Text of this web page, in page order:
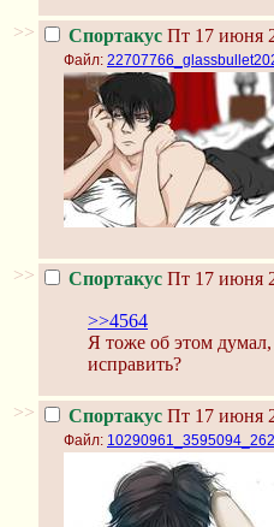
>> Спортакус Пт 17 июня
Файл:
>> Спортакус Пт 17 июня
>>4564
Я тоже об этом
исправить?
>> Спортакус Пт 17 июня
Файл: